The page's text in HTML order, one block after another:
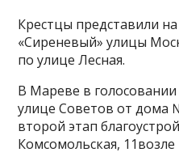
Крестцы представили
«Сиреневый» улицы
по улице Лесная.
В Мареве в
улице Советов от дома
второй этап
Комсомольская,